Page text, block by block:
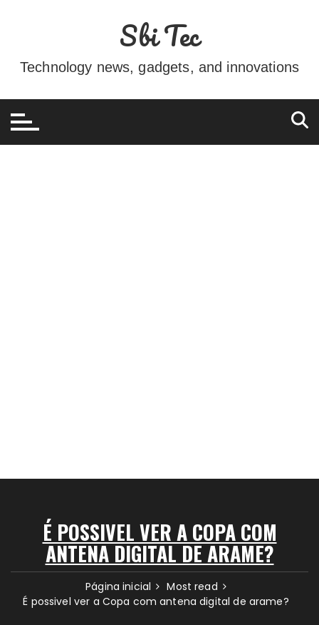
conteúdo
Sbi Tec
Technology news, gadgets, and innovations
É POSSIVEL VER A COPA COM
ANTENA DIGITAL DE ARAME?
Página inicial
Most read
É possivel ver a Copa com antena digital de arame?